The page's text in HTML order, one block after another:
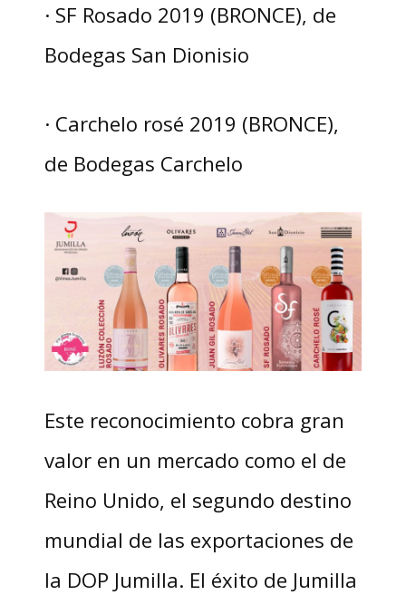
· SF Rosado 2019 (BRONCE), de
Bodegas San Dionisio
· Carchelo rosé 2019 (BRONCE),
de Bodegas Carchelo
Este reconocimiento cobra gran
valor en un mercado como el de
Reino Unido, el segundo destino
mundial de las exportaciones de
la DOP Jumilla. El éxito de Jumilla